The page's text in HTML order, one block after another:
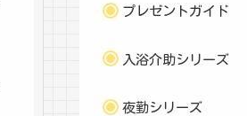
プレゼントガイド
入浴介助シリーズ
夜勤シリーズ